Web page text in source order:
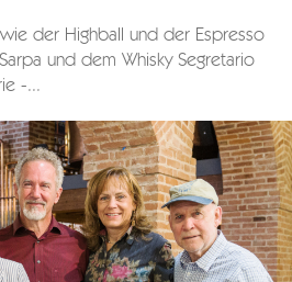
der Highball und der Espresso
und dem Whisky Segretario
-...